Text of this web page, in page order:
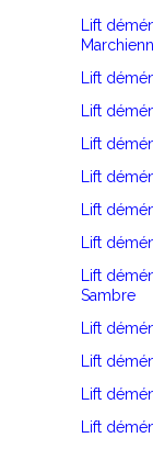
Lift
Lift
Lift
Lift
Lift
Lift
Lift
Lift
Sambre
Lift
Lift
Lift
Lift